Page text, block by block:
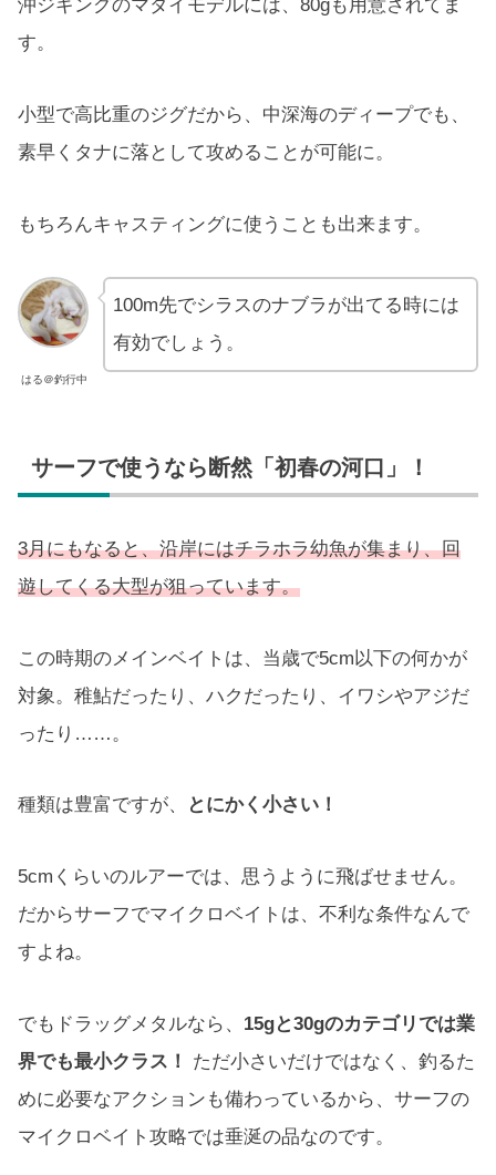
沖ジギングのマダイモデルには、80gも用意されてま
す。
小型で高比重のジグだから、中深海のディープでも、
素早くタナに落として攻めることが可能に。
もちろんキャスティングに使うことも出来ます。
はる＠釣行中
100m先でシラスのナブラが出てる時には
有効でしょう。
サーフで使うなら断然「初春の河口」！
3月にもなると、沿岸にはチラホラ幼魚が集まり、回
遊してくる大型が狙っています。
この時期のメインベイトは、当歳で5cm以下の何かが
対象。稚鮎だったり、ハクだったり、イワシやアジだ
ったり……。
種類は豊富ですが、 とにかく小さい！
5cmくらいのルアーでは、思うように飛ばせません。
だからサーフでマイクロベイトは、不利な条件なんで
すよね。
でもドラッグメタルなら、 15gと30gのカテゴリでは業
界でも最小クラス！ ただ小さいだけではなく、釣るた
めに必要なアクションも備わっているから、サーフの
マイクロベイト攻略では垂涎の品なのです。